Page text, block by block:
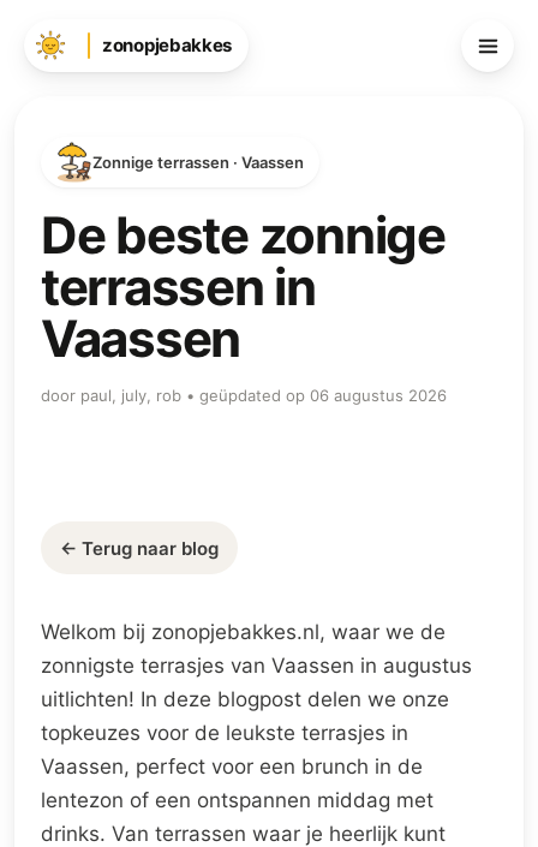
zonopjebakkes
Zonnige terrassen · Vaassen
De beste zonnige
terrassen in
Vaassen
door paul, july, rob • geüpdated op 06 augustus 2026
← Terug naar blog
Welkom bij zonopjebakkes.nl, waar we de
zonnigste terrasjes van Vaassen in augustus
uitlichten! In deze blogpost delen we onze
topkeuzes voor de leukste terrasjes in
Vaassen, perfect voor een brunch in de
lentezon of een ontspannen middag met
drinks. Van terrassen waar je heerlijk kunt